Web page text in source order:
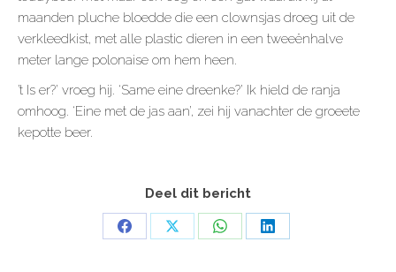
maanden pluche bloedde die een clownsjas droeg uit de
verkleedkist, met alle plastic dieren in een tweeënhalve
meter lange polonaise om hem heen.
’t Is er?’ vroeg hij. ‘Same eine dreenke?’ Ik hield de ranja
omhoog. ‘Eine met de jas aan’, zei hij vanachter de groeete
kepotte beer.
Deel dit bericht
Share
Share
Share
Share